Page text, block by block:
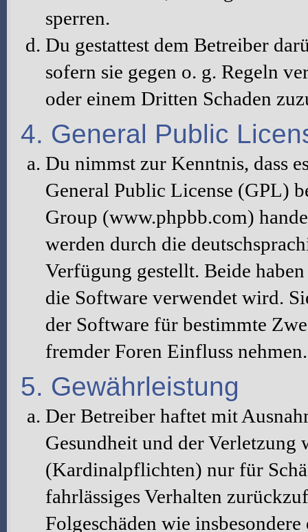
sperren.
Du gestattest dem Betreiber
sofern sie gegen o. g. Regeln
oder einem Dritten Schaden
4. General Public
Du nimmst zur Kenntnis, dass
General Public License (GPL)
Group (www.phpbb.com)
werden durch die
Verfügung gestellt. Beide
die Software verwendet wird.
der Software für bestimmte
fremder Foren Einfluss nehmen.
5. Gewährleistung
Der Betreiber haftet mit
Gesundheit und der
(Kardinalpflichten) nur für
fahrlässiges Verhalten
Folgeschäden wie